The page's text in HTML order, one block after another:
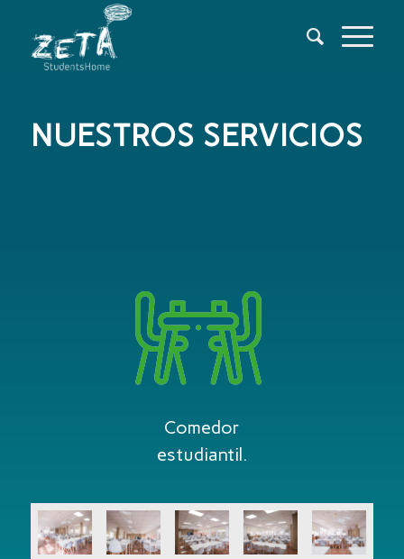
NUESTROS SERVICIOS
Comedor
estudiantil.